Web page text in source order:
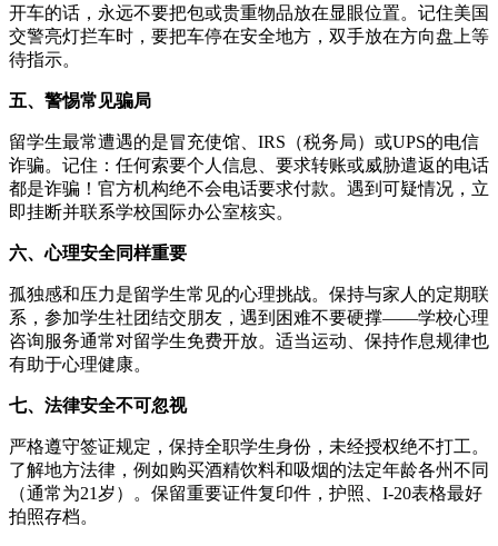
开车的话，永远不要把包或贵重物品放在显眼位置。记住美国
交警亮灯拦车时，要把车停在安全地方，双手放在方向盘上等
待指示。
五、警惕常见骗局
留学生最常遭遇的是冒充使馆、IRS（税务局）或UPS的电信
诈骗。记住：任何索要个人信息、要求转账或威胁遣返的电话
都是诈骗！官方机构绝不会电话要求付款。遇到可疑情况，立
即挂断并联系学校国际办公室核实。
六、心理安全同样重要
孤独感和压力是留学生常见的心理挑战。保持与家人的定期联
系，参加学生社团结交朋友，遇到困难不要硬撑——学校心理
咨询服务通常对留学生免费开放。适当运动、保持作息规律也
有助于心理健康。
七、法律安全不可忽视
严格遵守签证规定，保持全职学生身份，未经授权绝不打工。
了解地方法律，例如购买酒精饮料和吸烟的法定年龄各州不同
（通常为21岁）。保留重要证件复印件，护照、I-20表格最好
拍照存档。